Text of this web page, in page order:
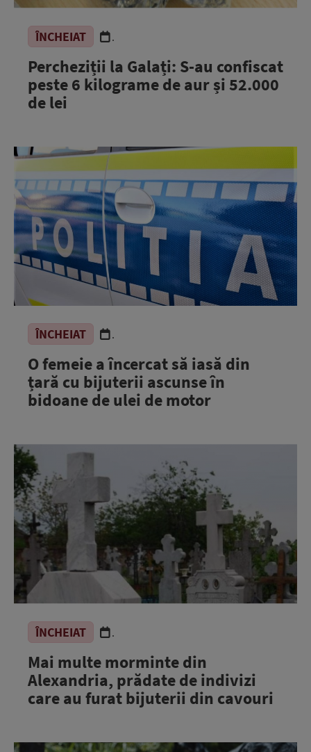
ÎNCHEIAT .
Percheziții la Galați: S-au confiscat
peste 6 kilograme de aur și 52.000
de lei
ÎNCHEIAT .
O femeie a încercat să iasă din
țară cu bijuterii ascunse în
bidoane de ulei de motor
ÎNCHEIAT .
Mai multe morminte din
Alexandria, prădate de indivizi
care au furat bijuterii din cavouri